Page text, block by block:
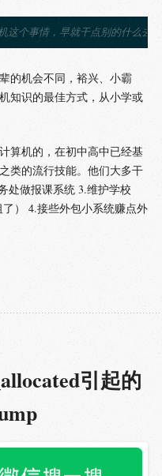
个事情，早就干点别的什么去
的机会不同，裕兴、小霸
知识的最佳方式，从小学或
算机的，在初中高中已经基
类的流行技能。他们大多干
处做报课系统 3.维护学校
） 4.接些外包小系统赚点外
引起的